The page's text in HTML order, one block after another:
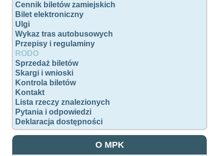
Cennik biletów zamiejskich
Bilet elektroniczny
Ulgi
Wykaz tras autobusowych
Przepisy i regulaminy
RODO
Sprzedaż biletów
Skargi i wnioski
Kontrola biletów
Kontakt
Lista rzeczy znalezionych
Pytania i odpowiedzi
Deklaracja dostępności
O MPK